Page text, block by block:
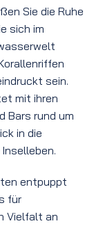
Sie die Ruhe
sich im
sein.
mit ihren
Bars rund um
in die
entpuppt
für
Vielfalt an